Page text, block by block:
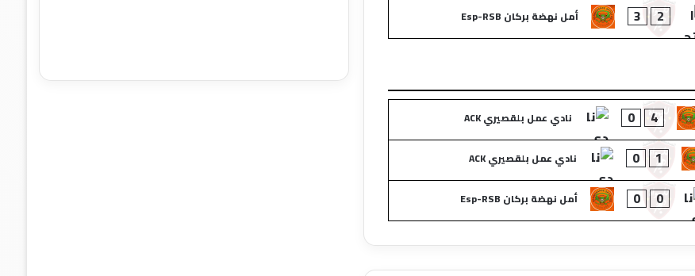
2
3 أمل نهضة بركان Esp-RSB
4
0
نادي عمل بلقصيري ACK
1
0
نادي عمل بلقصيري ACK
0
0 أمل نهضة بركان Esp-RSB